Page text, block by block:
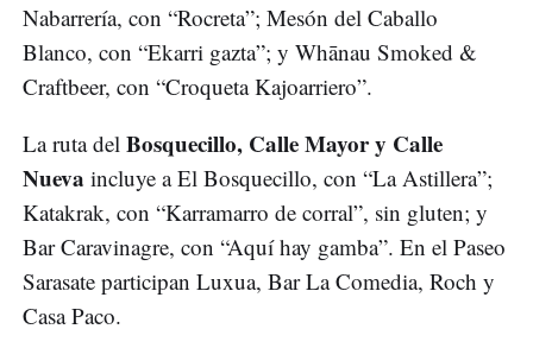
Nabarrería, con “Rocreta”; Mesón del Caballo
Blanco, con “Ekarri gazta”; y Whānau Smoked &
Craftbeer, con “Croqueta Kajoarriero”.
La ruta del Bosquecillo, Calle Mayor y Calle
Nueva incluye a El Bosquecillo, con “La Astillera”;
Katakrak, con “Karramarro de corral”, sin gluten; y
Bar Caravinagre, con “Aquí hay gamba”. En el Paseo
Sarasate participan Luxua, Bar La Comedia, Roch y
Casa Paco.